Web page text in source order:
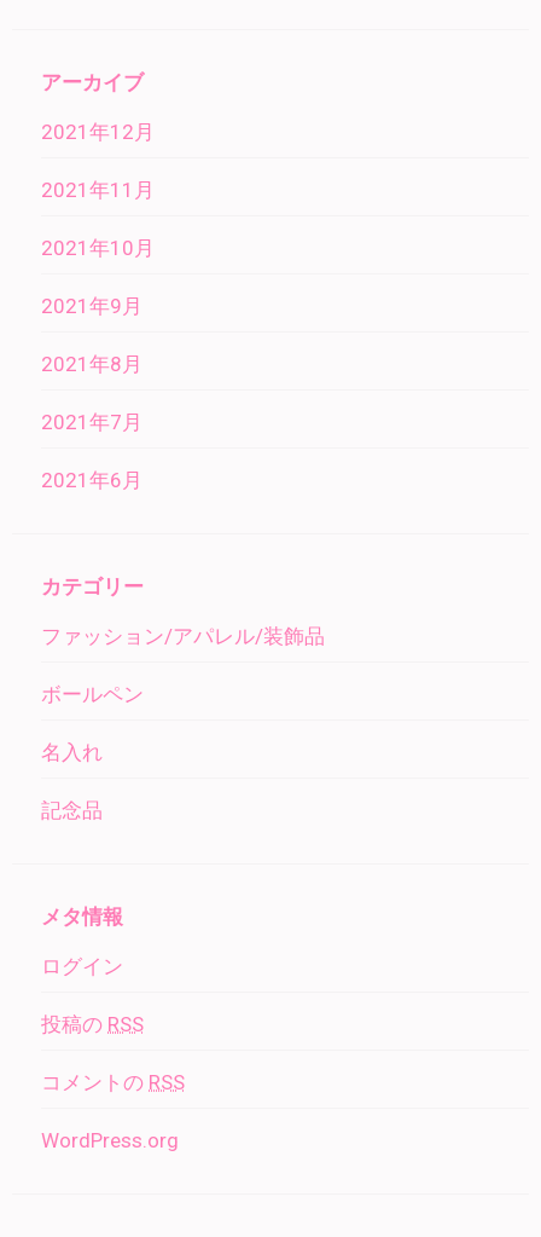
アーカイブ
2021年12月
2021年11月
2021年10月
2021年9月
2021年8月
2021年7月
2021年6月
カテゴリー
ファッション/アパレル/装飾品
ボールペン
名入れ
記念品
メタ情報
ログイン
投稿の RSS
コメントの RSS
WordPress.org